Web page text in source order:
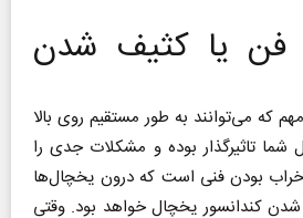
فن یا کثیف شدن
که می‌توانند به طور مستقیم روی بالا
شما تاثیرگذار بوده و مشکلات جدی را
خراب بودن فنی است که درون یخچال‌ها
شدن کندانسور یخچال خواهد بود. وقتی